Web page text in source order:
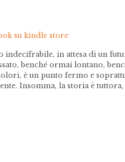
su kindle store
indecifrabile, in attesa di un
benché ormai lontano,
è un punto fermo e
Insomma, la storia è tuttora,